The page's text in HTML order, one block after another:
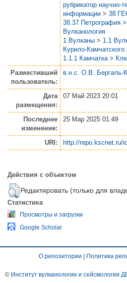
рубрикатор научно-
информации > 38
38.37 Петрография >
Вулканология
1 Вулканы > 1.1
Курило-Камчатского
1.1.1 Камчатка >
Разместивший
пользователь:
в.н.с. О.В. Бергаль-
Дата
размещения:
07 Май 2023 20:01
Последнее
изменение:
25 Мар 2025 01:49
URI: http://repo.kscnet.ru/
Действия с объектом
Редактировать (только для
Статистика
Просмотры и загрузки
Google Scholar
О репозитории | Политика
© Институт вулканологии и сейсмологии